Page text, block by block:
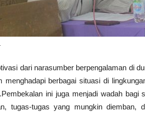
dari narasumber berpengalaman di
berbagai situasi di
ini juga menjadi wadah
tugas-tugas yang mungkin